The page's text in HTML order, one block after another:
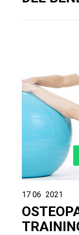
17 06 2021